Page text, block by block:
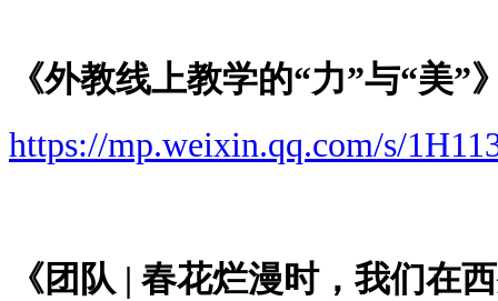
《外教线上教学的“力”与“美”
https://mp.weixin.qq.com/s/
《团队 | 春花烂漫时，我们在